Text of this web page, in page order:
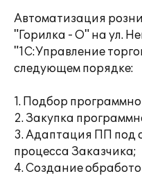
Автоматизация
"Горилка - О" на ул.
"1С:Управление
следующем порядке:
1. Подбор
2. Закупка
3. Адаптация ПП под
процесса Заказчика;
4. Создание